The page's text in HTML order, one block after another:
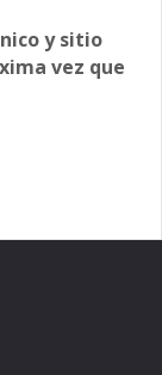
y sitio
vez que